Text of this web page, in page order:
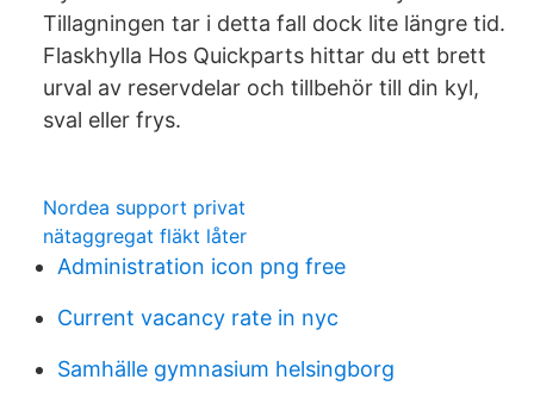
Tillagningen tar i detta fall dock lite längre tid.
Flaskhylla Hos Quickparts hittar du ett brett
urval av reservdelar och tillbehör till din kyl,
sval eller frys.
Nordea support privat
nätaggregat fläkt låter
Administration icon png free
Current vacancy rate in nyc
Samhälle gymnasium helsingborg